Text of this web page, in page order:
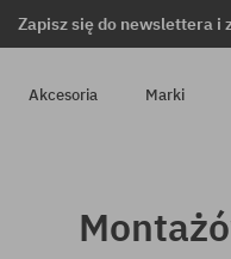
Zapisz się do newslettera i
Akcesoria Marki